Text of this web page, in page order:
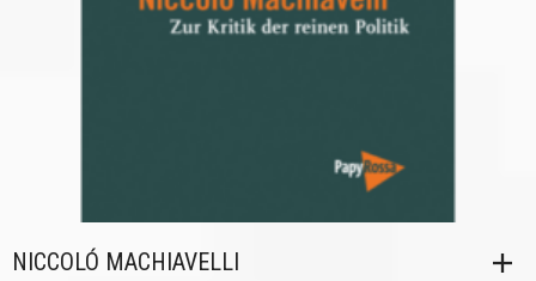
NICCOLÓ MACHIAVELLI